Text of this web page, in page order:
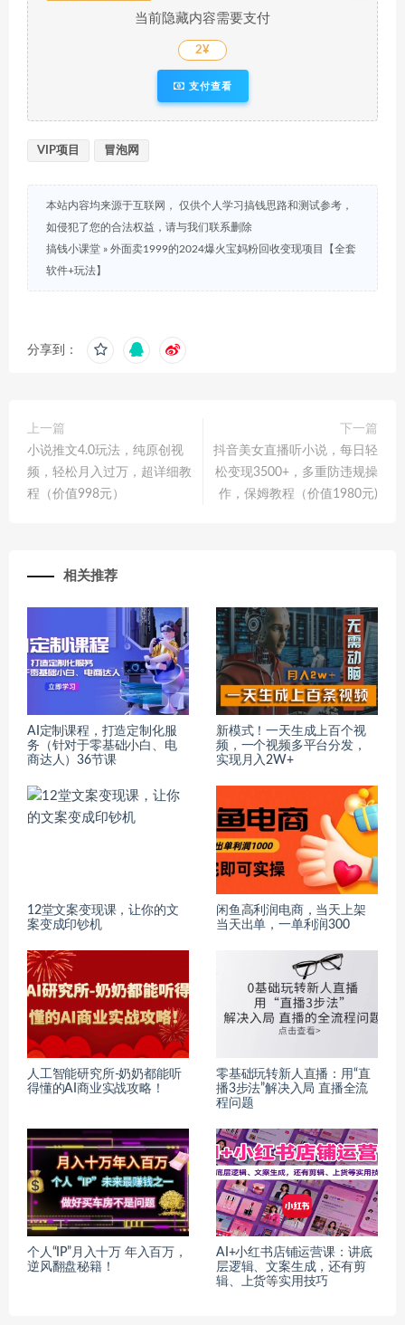
当前隐藏内容需要支付
2¥
支付查看
VIP项目 冒泡网
本站内容均来源于互联网， 仅供个人学习搞钱思路和测试参考，
如侵犯了您的合法权益，请与我们联系删除
搞钱小课堂 » 外面卖1999的2024爆火宝妈粉回收变现项目【全套
软件+玩法】
分享到：
上一篇
小说推文4.0玩法，纯原创视
频，轻松月入过万，超详细教
程（价值998元）
下一篇
抖音美女直播听小说，每日轻
松变现3500+，多重防违规操
作，保姆教程（价值1980元)
相关推荐
AI定制课程，打造定制化服
务（针对于零基础小白、电
商达人）36节课
新模式！一天生成上百个视
频，一个视频多平台分发，
实现月入2W+
12堂文案变现课，让你的文
案变成印钞机
闲鱼高利润电商，当天上架
当天出单，一单利润300
人工智能研究所-奶奶都能听
得懂的AI商业实战攻略！
零基础玩转新人直播：用“直
播3步法”解决入局 直播全流
程问题
个人“IP”月入十万 年入百万，
逆风翻盘秘籍！
AI+小红书店铺运营课：讲底
层逻辑、文案生成，还有剪
辑、上货等实用技巧